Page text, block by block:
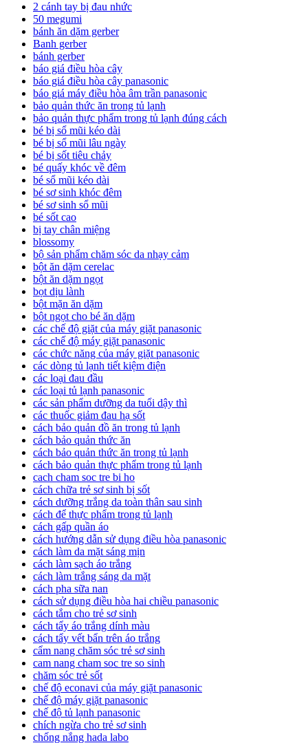
2 cánh tay bị đau nhức
50 megumi
bánh ăn dặm gerber
Banh gerber
bánh gerber
báo giá điều hòa cây
báo giá điều hòa cây panasonic
báo giá máy điều hòa âm trần panasonic
bảo quản thức ăn trong tủ lạnh
bảo quản thực phẩm trong tủ lạnh đúng cách
bé bị sổ mũi kéo dài
bé bị sổ mũi lâu ngày
bé bị sốt tiêu chảy
bé quấy khóc về đêm
bé sổ mũi kéo dài
bé sơ sinh khóc đêm
bé sơ sinh sổ mũi
bé sốt cao
bị tay chân miệng
blossomy
bộ sản phẩm chăm sóc da nhạy cảm
bột ăn dặm cerelac
bột ăn dặm ngọt
bọt dịu lành
bột mặn ăn dặm
bột ngọt cho bé ăn dặm
các chế độ giặt của máy giặt panasonic
các chế độ máy giặt panasonic
các chức năng của máy giặt panasonic
các dòng tủ lạnh tiết kiệm điện
các loại đau đầu
các loại tủ lạnh panasonic
các sản phẩm dưỡng da tuổi dậy thì
các thuốc giảm đau hạ sốt
cách bảo quản đồ ăn trong tủ lạnh
cách bảo quản thức ăn
cách bảo quản thức ăn trong tủ lạnh
cách bảo quản thực phẩm trong tủ lạnh
cach cham soc tre bi ho
cách chữa trẻ sơ sinh bị sốt
cách dưỡng trắng da toàn thân sau sinh
cách để thực phẩm trong tủ lạnh
cách gấp quần áo
cách hướng dẫn sử dụng điều hòa panasonic
cách làm da mặt sáng mịn
cách làm sạch áo trắng
cách làm trắng sáng da mặt
cách pha sữa nan
cách sử dụng điều hòa hai chiều panasonic
cách tắm cho trẻ sơ sinh
cách tẩy áo trắng dính màu
cách tẩy vết bẩn trên áo trắng
cẩm nang chăm sóc trẻ sơ sinh
cam nang cham soc tre so sinh
chăm sóc trẻ sốt
chế độ econavi của máy giặt panasonic
chế độ máy giặt panasonic
chế độ tủ lạnh panasonic
chích ngừa cho trẻ sơ sinh
chống nắng hada labo